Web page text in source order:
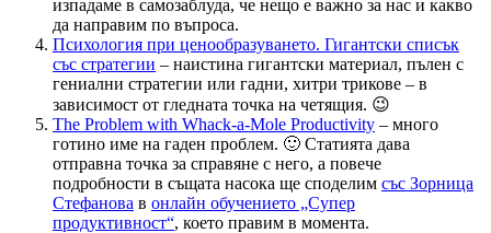
изпадаме в самозаблуда, че нещо е важно за нас и какво
да направим по въпроса.
Психология при ценообразуването. Гигантски списък
със стратегии – наистина гигантски материал, пълен с
гениални стратегии или гадни, хитри трикове – в
зависимост от гледната точка на четящия. 😉
The Problem with Whack-a-Mole Productivity – много
готино име на гаден проблем. 🙂 Статията дава
отправна точка за справяне с него, а повече
подробности в същата насока ще споделим със Зорница
Стефанова в онлайн обучението „Супер
продуктивност“, което правим в момента.